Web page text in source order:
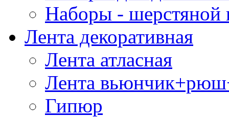
Наборы - шерстяной
Лента декоративная
Лента атласная
Лента
Гипюр